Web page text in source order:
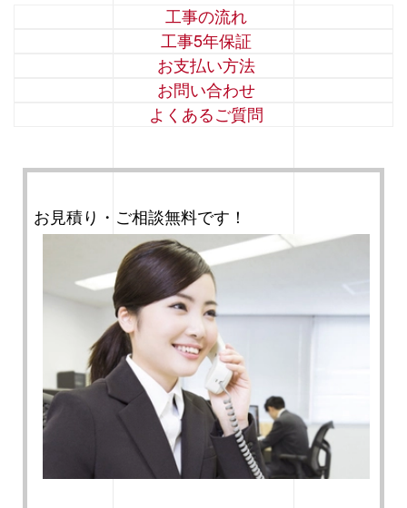
工事の流れ
工事5年保証
お支払い方法
お問い合わせ
よくあるご質問
お見積り・ご相談無料です！